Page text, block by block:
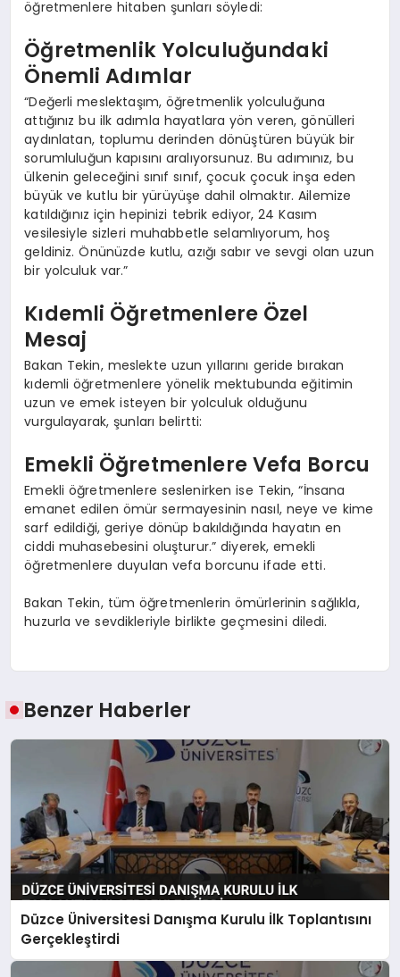
öğretmenlere hitaben şunları söyledi:
Öğretmenlik Yolculuğundaki
Önemli Adımlar
“Değerli meslektaşım, öğretmenlik yolculuğuna
attığınız bu ilk adımla hayatlara yön veren, gönülleri
aydınlatan, toplumu derinden dönüştüren büyük bir
sorumluluğun kapısını aralıyorsunuz. Bu adımınız, bu
ülkenin geleceğini sınıf sınıf, çocuk çocuk inşa eden
büyük ve kutlu bir yürüyüşe dahil olmaktır. Ailemize
katıldığınız için hepinizi tebrik ediyor, 24 Kasım
vesilesiyle sizleri muhabbetle selamlıyorum, hoş
geldiniz. Önünüzde kutlu, azığı sabır ve sevgi olan uzun
bir yolculuk var.”
Kıdemli Öğretmenlere Özel
Mesaj
Bakan Tekin, meslekte uzun yıllarını geride bırakan
kıdemli öğretmenlere yönelik mektubunda eğitimin
uzun ve emek isteyen bir yolculuk olduğunu
vurgulayarak, şunları belirtti:
Emekli Öğretmenlere Vefa Borcu
Emekli öğretmenlere seslenirken ise Tekin, “İnsana
emanet edilen ömür sermayesinin nasıl, neye ve kime
sarf edildiği, geriye dönüp bakıldığında hayatın en
ciddi muhasebesini oluşturur.” diyerek, emekli
öğretmenlere duyulan vefa borcunu ifade etti.
Bakan Tekin, tüm öğretmenlerin ömürlerinin sağlıkla,
huzurla ve sevdikleriyle birlikte geçmesini diledi.
Benzer Haberler
Düzce Üniversitesi Danışma Kurulu İlk Toplantısını
Gerçekleştirdi